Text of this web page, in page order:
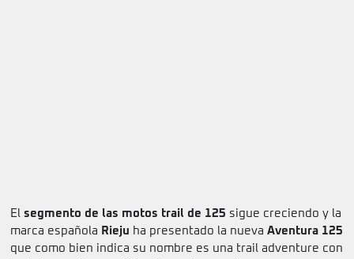
El segmento de las motos trail de 125 sigue creciendo y la
marca española Rieju ha presentado la nueva Aventura 125
que como bien indica su nombre es una trail adventure con